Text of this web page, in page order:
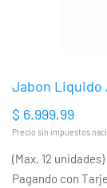
Jabon Liquido
$ 6.999,99
Precio sin impuestos
(Max. 12 unidades)
Pagando con